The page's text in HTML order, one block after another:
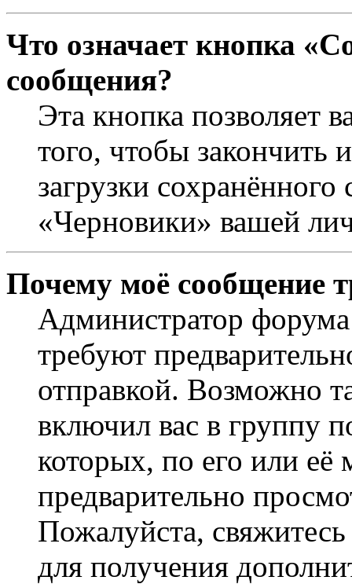
Что означает кнопка
сообщения?
Эта кнопка позволяет
того, чтобы закончить
загрузки
«Черновики» вашей
Почему моё сообщение
Администратор
требуют
отправкой. Возможно
включил вас в группу
которых, по его или
предварительно
Пожалуйста,
для получения